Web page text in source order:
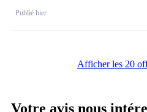
Publié hier
Afficher les 20
Votre avis nous